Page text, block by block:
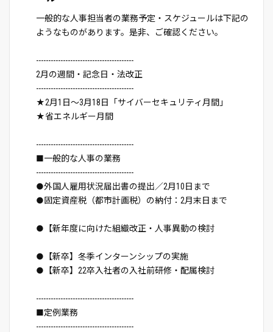
一般的な人事担当者の業務予定・スケジュールは下記の
ようなものがあります。是非、ご確認ください。
----------------------------------------
2月の週間・記念日・法改正
----------------------------------------
★2月1日～3月18日「サイバーセキュリティ月間」
★省エネルギー月間
----------------------------------------
■一般的な人事の業務
----------------------------------------
●外国人雇用状況届出書の提出／2月10日まで
●固定資産税（都市計画税）の納付：2月末日まで
●【新年度に向けた組織改正・人事異動の検討
●【新卒】冬季インターンシップの実施
●【新卒】22卒入社者の入社前研修・配属検討
----------------------------------------
■定例業務
----------------------------------------